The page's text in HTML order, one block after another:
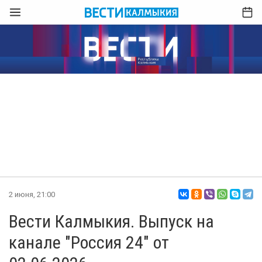
2 июня, 21:00
Вести Калмыкия. Выпуск на
канале "Россия 24" от